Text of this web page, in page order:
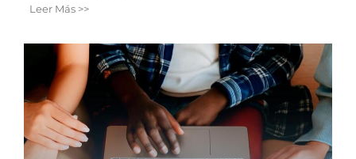
Leer Más >>